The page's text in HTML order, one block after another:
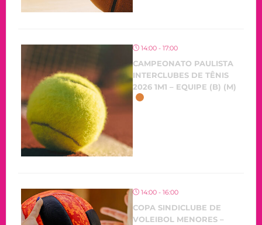
14:00 - 17:00
CAMPEONATO PAULISTA
INTERCLUBES DE TÊNIS
2026 1M1 – EQUIPE (B) (M)
14:00 - 16:00
COPA SINDICLUBE DE
VOLEIBOL MENORES –